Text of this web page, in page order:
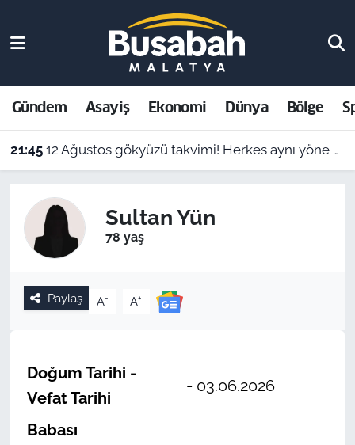
Gündem Asayiş Ekonomi Dünya Bölge
21:45 12 Ağustos gökyüzü takvimi! Herkes aynı yöne bakacak
Sultan Yün
78 yaş
Paylaş A- A+
Doğum Tarihi -
Vefat Tarihi
- 03.06.2026
Babası
Asayiş
Ekonomi
Bölge
Spor
Resmi İlanlar
Malatya Nöbetçi Eczaneler
Malatya Hava Durumu
Malatya Namaz Vakitleri
Süper Lig Puan Durumu ve Fikstür
Tüm Manşetler
Son Dakika Haberleri